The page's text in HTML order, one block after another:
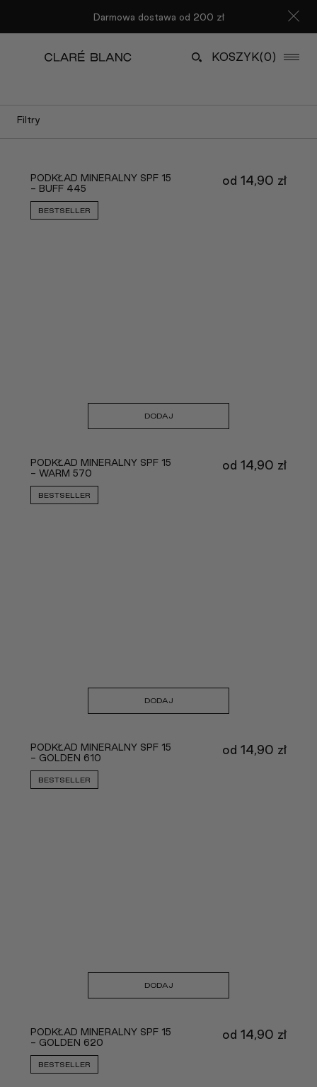
Darmowa dostawa od 200 zł
KOSZYK(0)
Filtry
PODKŁAD MINERALNY SPF 15
- BUFF 445
BESTSELLER
od 14,90 zł
DODAJ
PODKŁAD MINERALNY SPF 15
- WARM 570
BESTSELLER
od 14,90 zł
DODAJ
PODKŁAD MINERALNY SPF 15
- GOLDEN 610
BESTSELLER
od 14,90 zł
DODAJ
PODKŁAD MINERALNY SPF 15
- GOLDEN 620
BESTSELLER
od 14,90 zł